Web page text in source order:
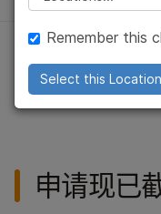
支持
推荐内容链接
甲基化测序
NGS文库制备
高通量测序
DNA测序
资助项目
通过甲基化分析和高
申请现已
Remember this
Select this Location